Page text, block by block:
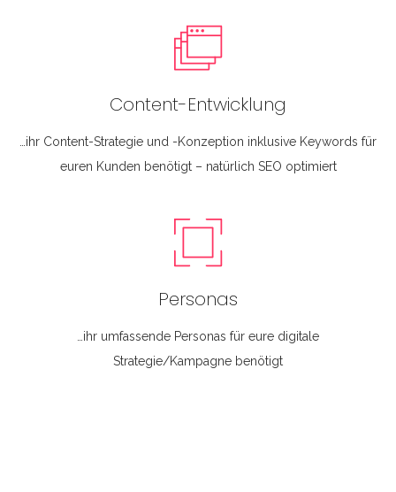
Content-Entwicklung
…ihr Content-Strategie und -Konzeption inklusive Keywords für
euren Kunden benötigt – natürlich SEO optimiert
Personas
…ihr umfassende Personas für eure digitale
Strategie/Kampagne benötigt